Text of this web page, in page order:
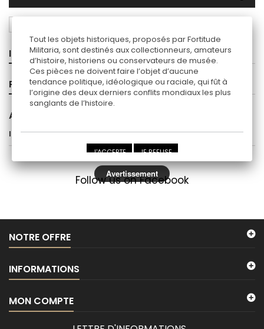
INFORMATIONS
PROMOTIONS
AUTRES NATIONS
Il n'y a aucun produit dans cette catégorie.
Follow us on Facebook
NOTRE OFFRE
INFORMATIONS
MON COMPTE
Tout les objets historiques, proposés par Fortitude
Militaria, sont destinés aux collectionneurs, amateurs
d’histoire, historiens ou conservateurs de musée.
Ces pièces ne doivent faire l’objet d’aucune
tendance politique, idéologique ou raciale, qui fût à
l’origine des deux derniers conflits mondiaux les plus
sanglants de l’histoire.
J'ACCEPTE JE REFUSE
Avertissement